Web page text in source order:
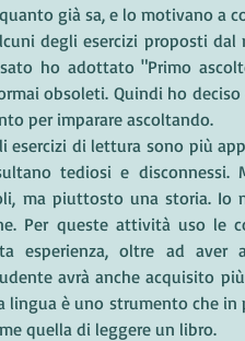
già sa, e lo motivano a
degli esercizi proposti dal
ho adottato "Primo
obsoleti. Quindi ho
per imparare ascoltando.
esercizi di lettura sono più
tediosi e
ma piuttosto una storia.
Per queste attività uso le
esperienza, oltre ad aver
avrà anche acquisito
lingua è uno strumento che
quella di leggere un libro.